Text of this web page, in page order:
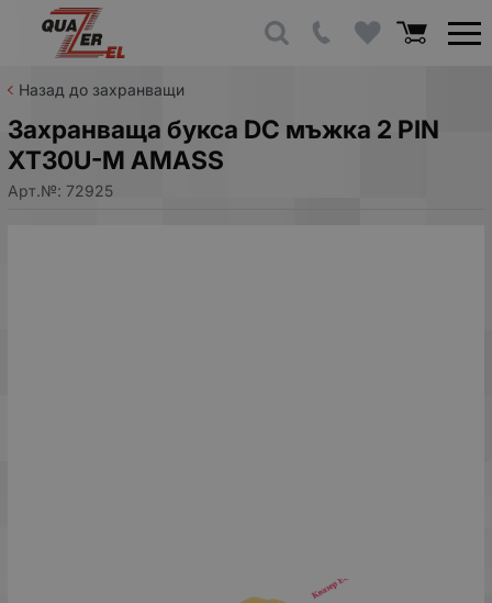
Назад до захранващи
Захранваща букса DC мъжка 2 PIN
XT30U-M AMASS
Арт.№: 72925